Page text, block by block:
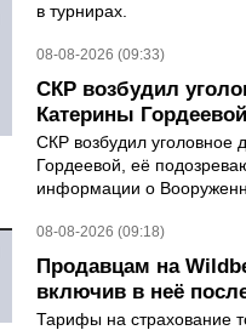
в турнирах.
08-08-2026 (09:33)
СКР возбудил
Катерины Гордеевой
СКР возбудил уголовное
Гордеевой, её
информации о
08-08-2026 (09:18)
Продавцам на
включив в неё
Тарифы на страхование